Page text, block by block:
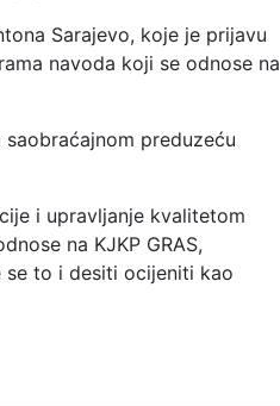
Sarajevo, koje je prijavu
navoda koji se odnose na
preduzeću
i upravljanje kvalitetom
na KJKP GRAS,
se to i desiti ocijeniti kao